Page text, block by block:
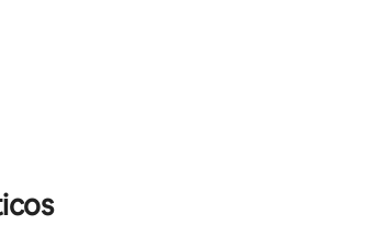
5 de 5; 33 evaluaciones